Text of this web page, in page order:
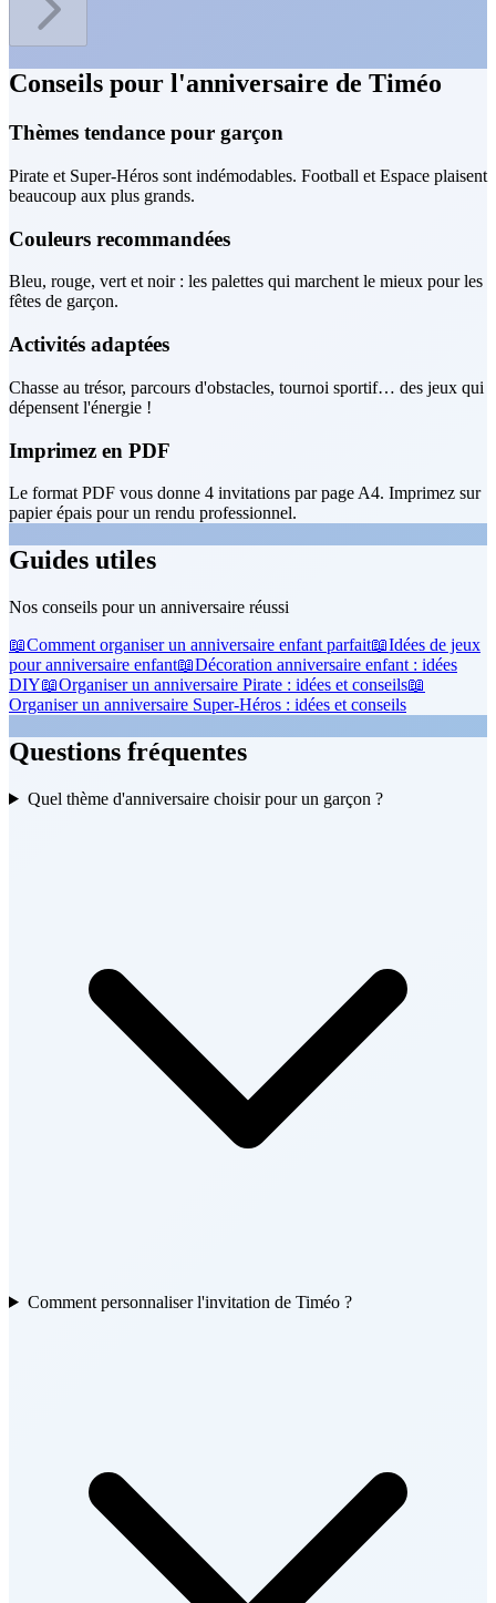
Conseils pour l'anniversaire de Timéo
Thèmes tendance pour garçon
Pirate et Super-Héros sont indémodables. Football et Espace plaisent
beaucoup aux plus grands.
Couleurs recommandées
Bleu, rouge, vert et noir : les palettes qui marchent le mieux pour les
fêtes de garçon.
Activités adaptées
Chasse au trésor, parcours d'obstacles, tournoi sportif… des jeux qui
dépensent l'énergie !
Imprimez en PDF
Le format PDF vous donne 4 invitations par page A4. Imprimez sur
papier épais pour un rendu professionnel.
Guides utiles
Nos conseils pour un anniversaire réussi
📖Comment organiser un anniversaire enfant parfait📖Idées de jeux
pour anniversaire enfant📖Décoration anniversaire enfant : idées
DIY📖Organiser un anniversaire Pirate : idées et conseils📖
Organiser un anniversaire Super-Héros : idées et conseils
Questions fréquentes
Quel thème d'anniversaire choisir pour un garçon ?
Comment personnaliser l'invitation de Timéo ?